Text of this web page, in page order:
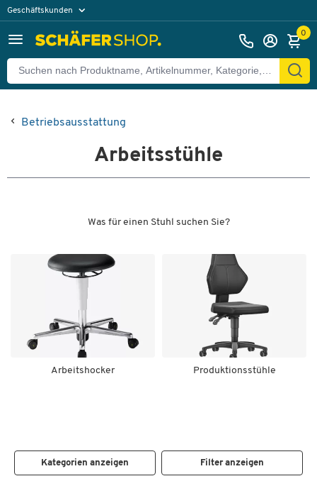
Geschäftskunden
0
Betriebsausstattung
Arbeitsstühle
Was für einen Stuhl suchen Sie?
Arbeitshocker Produktionsstühle
Kategorien anzeigen Filter anzeigen